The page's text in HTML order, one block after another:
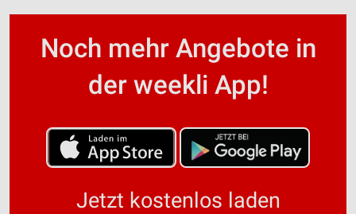
Noch mehr Angebote in
der weekli App!
Jetzt kostenlos laden